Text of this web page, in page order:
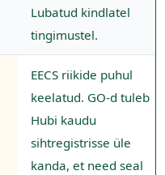
Lubatud kindlatel
tingimustel.
EECS riikide puhul
keelatud. GO-d tuleb
Hubi kaudu
sihtregistrisse üle
kanda, et need seal